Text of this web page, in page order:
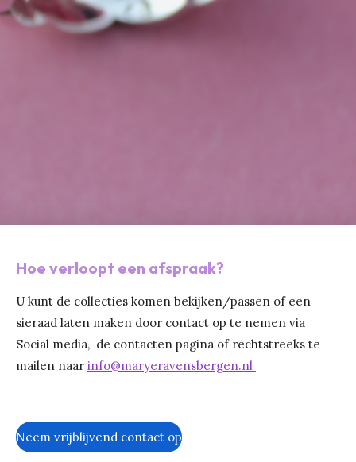
Hoe verloopt een afspraak?
U kunt de collecties komen bekijken/passen of een
sieraad laten maken door contact op te nemen via
Social media, de contacten pagina of rechtstreeks te
mailen naar info@maryeravensbergen.nl
Neem vrijblijvend contact op